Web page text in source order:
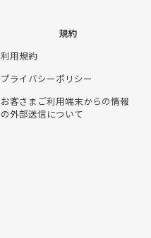
規約
利用規約
プライバシーポリシー
お客さまご利用端末からの情報
の外部送信について